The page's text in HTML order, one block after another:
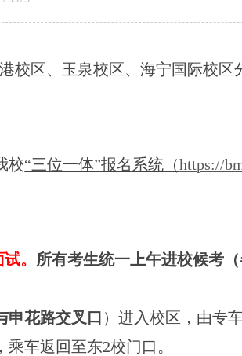
校区、玉泉校区、海宁国际校区
校“三位一体”报名系统 （https://
。 所有考生统一上午进校候考
申花路交叉口 ）进入校区，由专
乘车返回至东2校门口。